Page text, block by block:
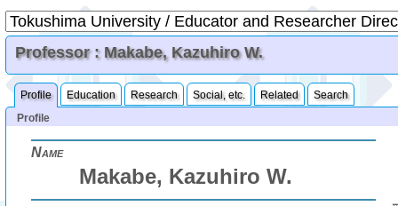
Professor : Makabe, Kazuhiro W.
Profile Education Research Social, etc. Related
Search
Profile
Name
Makabe, Kazuhiro W.